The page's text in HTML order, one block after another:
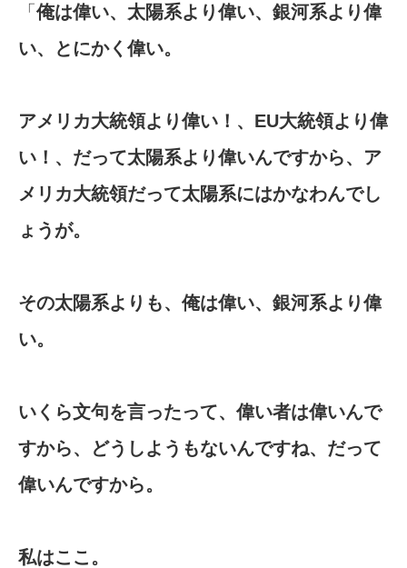
「 俺は偉い、太陽系より偉い、銀河系より偉
い、とにかく偉い。
アメリカ大統領より偉い！、EU大統領より偉
い！、だって太陽系より偉いんですから、ア
メリカ大統領だって太陽系にはかなわんでし
ょうが。
その太陽系よりも、俺は偉い、銀河系より偉
い。
いくら文句を言ったって、偉い者は偉いんで
すから、どうしようもないんですね、だって
偉いんですから。
私はここ。